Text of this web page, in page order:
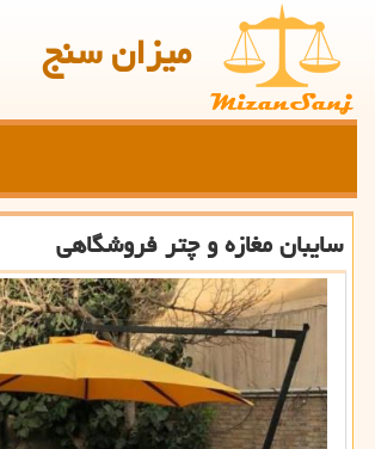
میزان سنج
سایبان مغازه و چتر فروشگاهی